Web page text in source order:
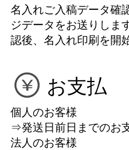
名入れご入稿データ確
ジデータをお送りしま
認後、名入れ印刷を開
お支払
個人のお客様
⇒発送日前日までのお
法人のお客様